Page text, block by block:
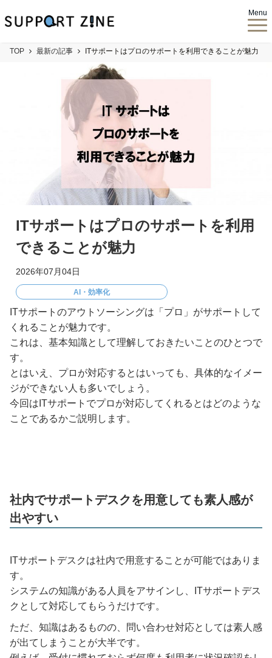
Menu
TOP 最新の記事 ITサポートはプロのサポートを利用できることが魅力
ITサポートはプロのサポートを利用
できることが魅力
2026年07月04日
AI・効率化
ITサポートのアウトソーシングは「プロ」がサポートして
くれることが魅力です。
これは、基本知識として理解しておきたいことのひとつで
す。
とはいえ、プロが対応するとはいっても、具体的なイメー
ジができない人も多いでしょう。
今回はITサポートでプロが対応してくれるとはどのような
ことであるかご説明します。
社内でサポートデスクを用意しても素人感が
出やすい
ITサポートデスクは社内で用意することが可能ではありま
す。
システムの知識がある人員をアサインし、ITサポートデス
クとして対応してもらうだけです。
ただ、知識はあるものの、問い合わせ対応としては素人感
が出てしまうことが大半です。